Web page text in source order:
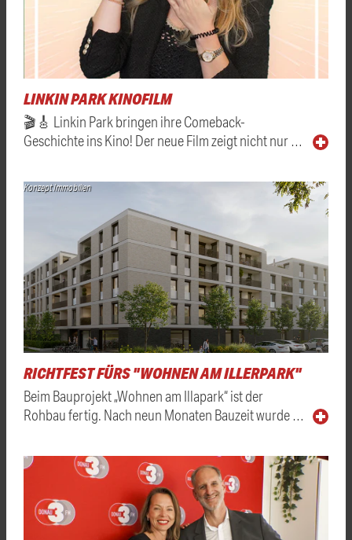
LINKIN PARK KINOFILM
🎬🎸 Linkin Park bringen ihre Comeback-
Geschichte ins Kino! Der neue Film zeigt nicht nur …
Konzept Immobilien
RICHTFEST FÜRS "WOHNEN AM ILLERPARK"
Beim Bauprojekt „Wohnen am Illapark“ ist der
Rohbau fertig. Nach neun Monaten Bauzeit wurde …